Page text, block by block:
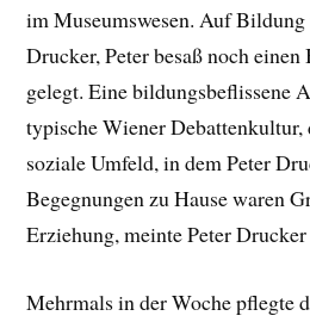
im Museumswesen. Auf
Drucker, Peter besaß noch
gelegt. Eine bildungsbeflissene
typische Wiener Debattenkultur,
soziale Umfeld, in dem Peter
Begegnungen zu Hause waren
Erziehung, meinte Peter
Mehrmals in der Woche pflegte